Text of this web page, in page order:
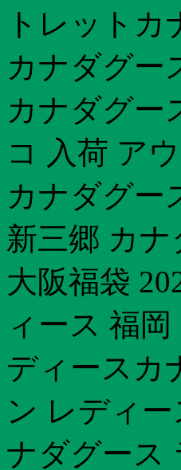
トレット
カナダグー
カナダグー
コ 入荷 ア
カナダグー
新三郷 カ
大阪福袋
ィース 福
ディースカ
ン レディ
ナダグース